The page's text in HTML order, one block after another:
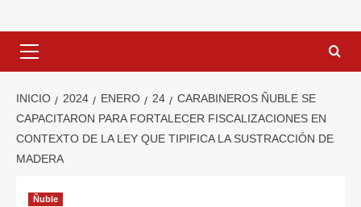
INICIO 2024 ENERO 24
CARABINEROS ÑUBLE SE
CAPACITARON PARA FORTALECER FISCALIZACIONES EN
CONTEXTO DE LA LEY QUE TIPIFICA LA SUSTRACCIÓN DE
MADERA
Ñuble